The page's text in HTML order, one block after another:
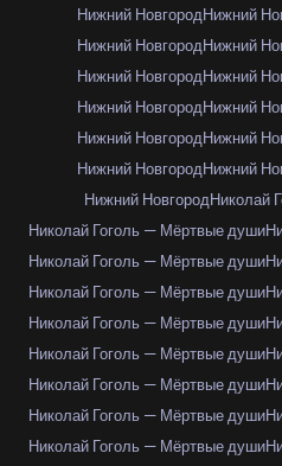
Нижний НовгородНижний
Нижний НовгородНижний
Нижний НовгородНижний
Нижний НовгородНижний
Нижний НовгородНижний
Нижний НовгородНижний
Нижний НовгородНиколай
Николай Гоголь — Мёртвые души
Николай Гоголь — Мёртвые души
Николай Гоголь — Мёртвые души
Николай Гоголь — Мёртвые души
Николай Гоголь — Мёртвые души
Николай Гоголь — Мёртвые души
Николай Гоголь — Мёртвые души
Николай Гоголь — Мёртвые души